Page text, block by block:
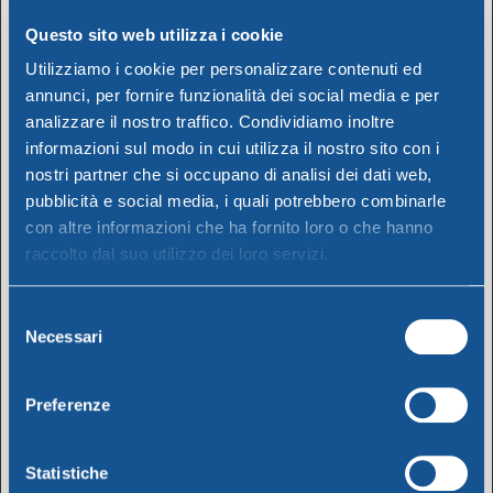
Questo sito web utilizza i cookie
Utilizziamo i cookie per personalizzare contenuti ed
annunci, per fornire funzionalità dei social media e per
analizzare il nostro traffico. Condividiamo inoltre
informazioni sul modo in cui utilizza il nostro sito con i
nostri partner che si occupano di analisi dei dati web,
pubblicità e social media, i quali potrebbero combinarle
con altre informazioni che ha fornito loro o che hanno
raccolto dal suo utilizzo dei loro servizi.
delNecessari
Preferenze
Statistiche
visualizzazione delle
immagini dei prodotti,
le funzioni di filtro e le
funzionalità del
carrello.
shop_view
www.dem.e
u
Utilizzato per
mantenere l'aspetto
visivo del pittogramma
del carrello e di altri
elementi grafici sul
Session
e
wc_cart_ha
Persiste
wc_fragme
Session
wordpress_
Session